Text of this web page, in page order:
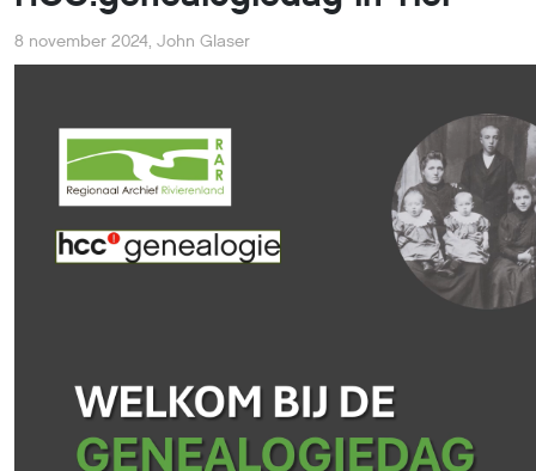
8 november 2024, John Glaser